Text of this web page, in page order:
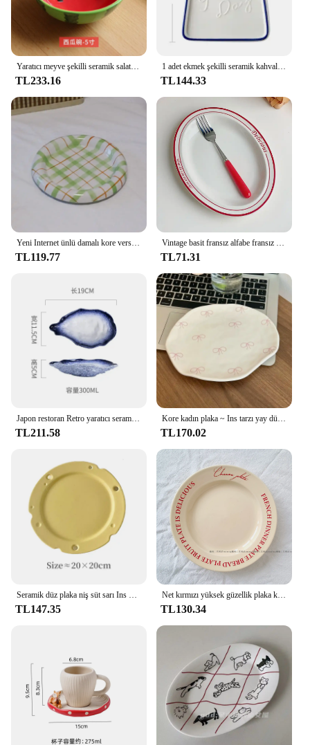
TL233.16
1 adet ekmek şekilli seramik kahvaltı tatlı tabağı tost yemekleri salata meyve aperatif tepsisi ev sofra yemek tabağı sofra
TL144.33
TL119.77 TL71.31
Japon restoran Retro yaratıcı seramik fırın değişimi sofra suşi Sashimi levha soğuk yemek küçük çanak istiridye kabuğu sofra
TL211.58
Kore kadın plaka ~ Ins tarzı yay düzensiz tatlı tabağı el yapımı seramik tabak tatlı sofra kek salata çanak sofra
TL170.02
Seramik düz plaka niş süt sarı Ins kore sevimli mat peynir kahvaltı tabağı yüksek güzellik ev çanak yaratıcı tatlı kek
TL147.35
Net kırmızı yüksek güzellik plaka kore Ins mektup Vintage İngilizce krem kahve fincanı plaka kahvaltı fincan seramik tabak doğum günü hediyesi
TL130.34